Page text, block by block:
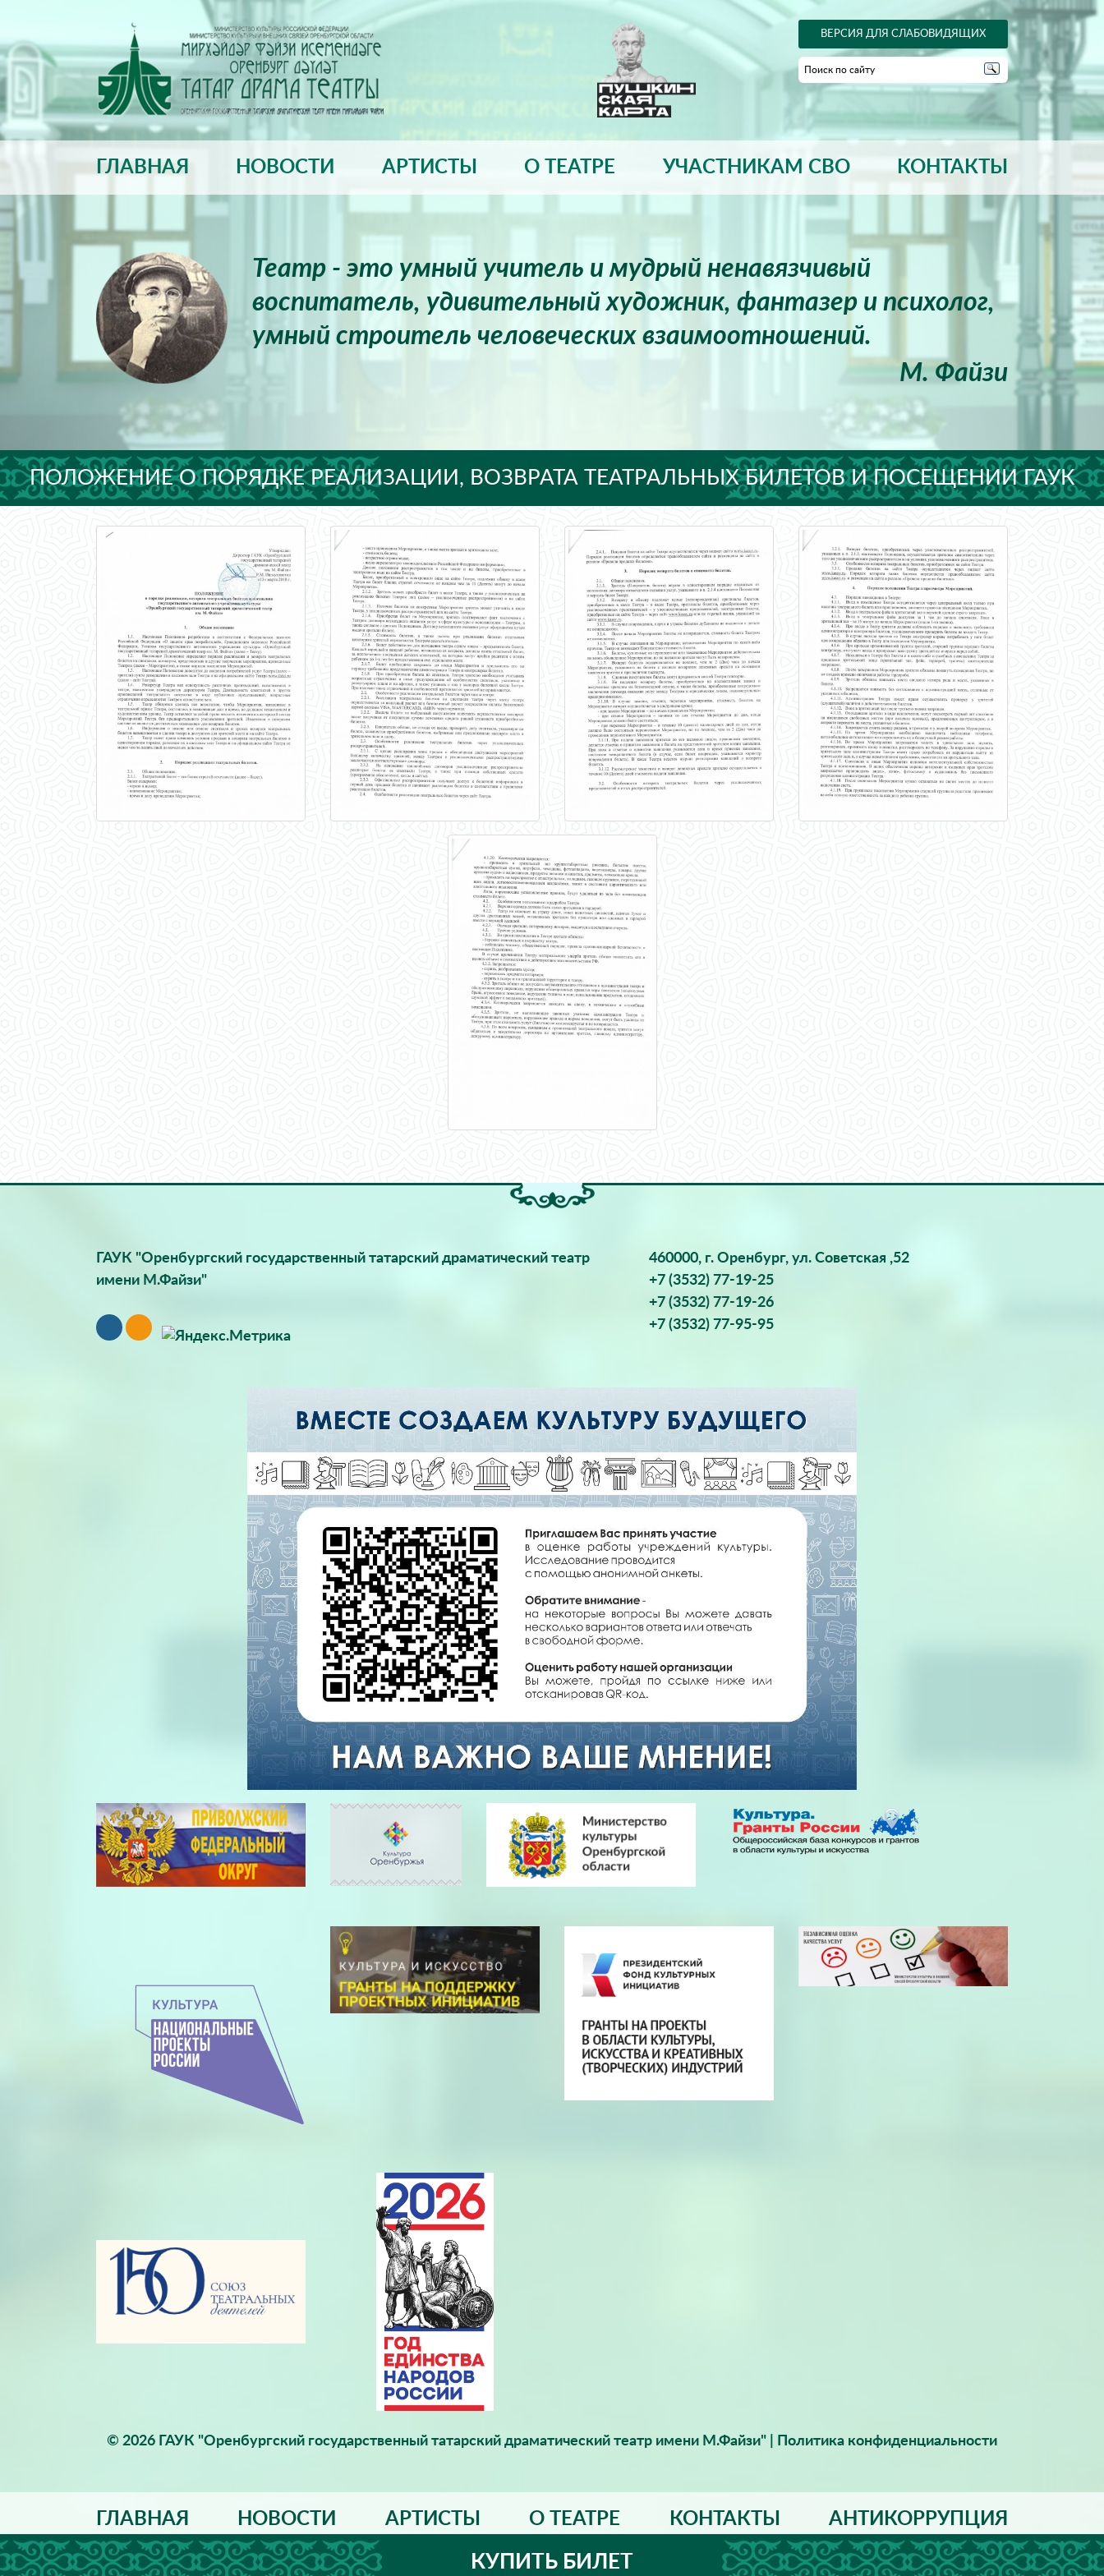
ВЕРСИЯ ДЛЯ СЛАБОВИДЯЩИХ
ГЛАВНАЯ НОВОСТИ АРТИСТЫ О ТЕАТРЕ УЧАСТНИКАМ СВО КОНТАКТЫ
Театр - это умный учитель и мудрый ненавязчивый
воспитатель, удивительный художник, фантазер и психолог,
умный строитель человеческих взаимоотношений.
М. Файзи
ПОЛОЖЕНИЕ О ПОРЯДКЕ РЕАЛИЗАЦИИ, ВОЗВРАТА ТЕАТРАЛЬНЫХ БИЛЕТОВ И ПОСЕЩЕНИИ ГАУК
"ОРЕНБУРГСКИЙ ГОСУДАРСТВЕННЫЙ ТАТАРСКИЙ ДРАМАТИЧЕС
ГАУК "Оренбургский государственный татарский драматический театр
имени М.Файзи"
460000, г. Оренбург, ул. Советская ,52
+7 (3532) 77-19-25
+7 (3532) 77-19-26
+7 (3532) 77-95-95
© 2026 ГАУК "Оренбургский государственный татарский драматический театр имени М.Файзи" | Политика конфиденциальности
ГЛАВНАЯ НОВОСТИ АРТИСТЫ О ТЕАТРЕ КОНТАКТЫ АНТИКОРРУПЦИЯ
КУПИТЬ БИЛЕТ